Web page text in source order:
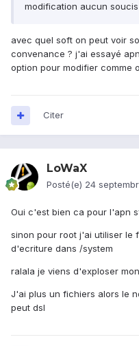
modification aucun soucis
avec quel soft on peut voir
convenance ? j'ai essayé
option pour modifier comme
Citer
LoWaX
Posté(e) 24
Oui c'est bien ca pour l'apn
sinon pour root j'ai utiliser le
d'ecriture dans /system
ralala je viens d'exploser
J'ai plus un fichiers alors le
peut dsl